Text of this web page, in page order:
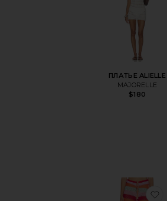
ПЛАТЬЕ ALIELLE
MAJORELLE
$180